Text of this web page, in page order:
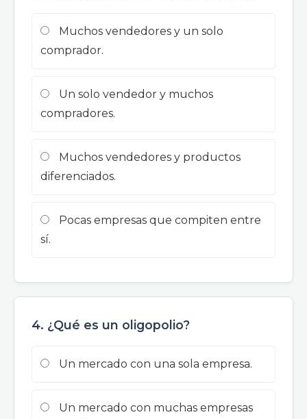
Muchos vendedores y un solo
comprador.
Un solo vendedor y muchos
compradores.
Muchos vendedores y productos
diferenciados.
Pocas empresas que compiten entre
sí.
4. ¿Qué es un oligopolio?
Un mercado con una sola empresa.
Un mercado con muchas empresas